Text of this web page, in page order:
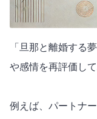
「旦那と離婚する
や感情を再評価し
例えば、パートナ